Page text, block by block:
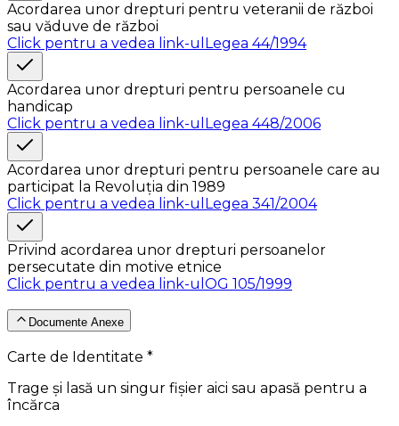
Acordarea unor drepturi pentru veteranii de război
sau văduve de război
Click pentru a vedea link-ul Legea 44/1994
Acordarea unor drepturi pentru persoanele cu
handicap
Click pentru a vedea link-ul Legea 448/2006
Acordarea unor drepturi pentru persoanele care au
participat la Revoluția din 1989
Click pentru a vedea link-ul Legea 341/2004
Privind acordarea unor drepturi persoanelor
persecutate din motive etnice
Click pentru a vedea link-ul OG 105/1999
Documente Anexe
Carte de Identitate *
Trage și lasă un singur fișier aici sau apasă pentru a
încărca